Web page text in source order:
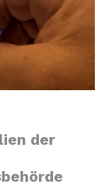
der